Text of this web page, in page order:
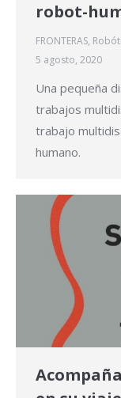
robot-
FRONTERAS,
5 agosto, 2020
Una pequeña
trabajos
trabajo
humano.